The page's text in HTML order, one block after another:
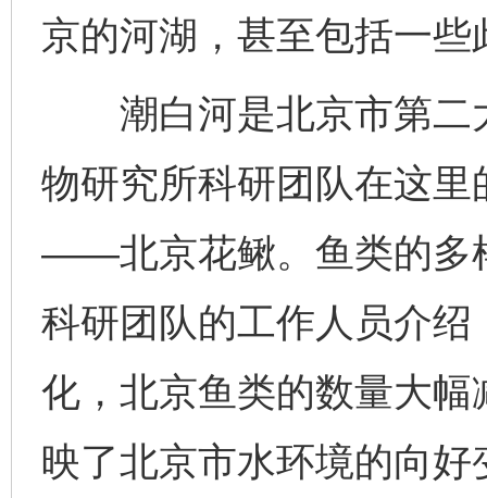
京的河湖，甚至包括一
潮白河是北京市第二
物研究所科研团队在这
——北京花鳅。鱼类的多
科研团队的工作人员介
化，北京鱼类的数量大
映了北京市水环境的向好